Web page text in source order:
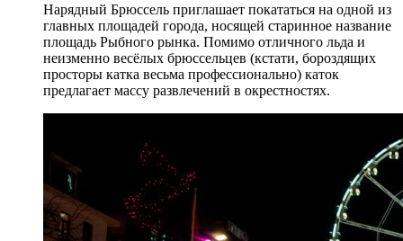
Нарядный Брюссель приглашает покататься на одной из
главных площадей города, носящей старинное название
площадь Рыбного рынка. Помимо отличного льда и
неизменно весёлых брюссельцев (кстати, бороздящих
просторы катка весьма профессионально) каток
предлагает массу развлечений в окрестностях.